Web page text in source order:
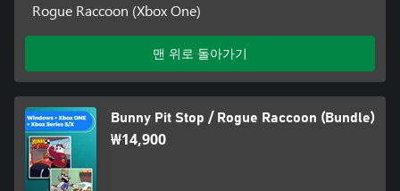
Rogue Raccoon (Xbox One)
맨 위로 돌아가기
Bunny Pit Stop / Rogue Raccoon (Bundle)
₩14,900